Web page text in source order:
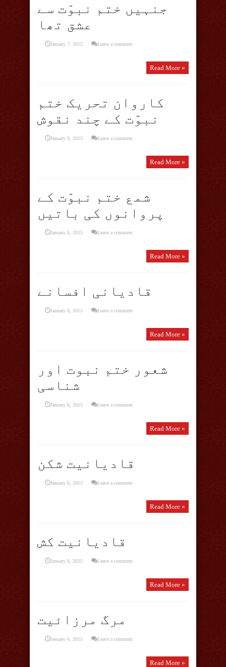
جنہیں ختم نبوّت سے
عشق تھا
January 7, 2015 Leave a comment
Read More »
کاروان تحریک ختم
نبوّت کے چند نقوش
January 6, 2015 Leave a comment
Read More »
شمع ختم نبوّت کے
پروانوں کی باتیں
January 6, 2015 Leave a comment
Read More »
قادیانی افسانے
January 6, 2015 Leave a comment
Read More »
شعور ختم نبوت اور
شناسی
January 6, 2015 Leave a comment
Read More »
قادیانیت شکن
January 6, 2015 Leave a comment
Read More »
قادیانیت کش
January 6, 2015 Leave a comment
Read More »
مرگ مرزائیت
January 6, 2015 Leave a comment
Read More »